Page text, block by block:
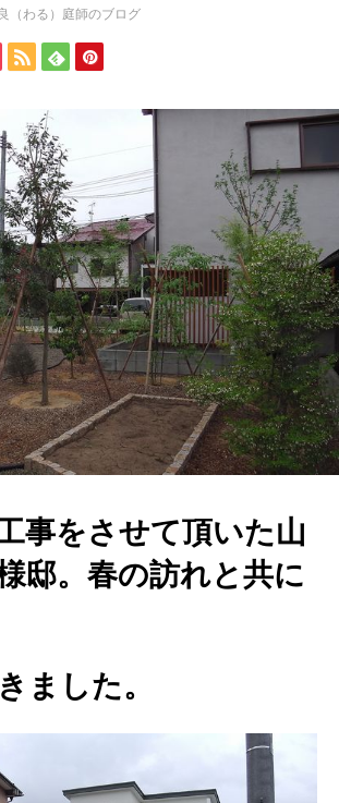
（わる）庭師のブログ
事をさせて頂いた山
邸。春の訪れと共に
ました。